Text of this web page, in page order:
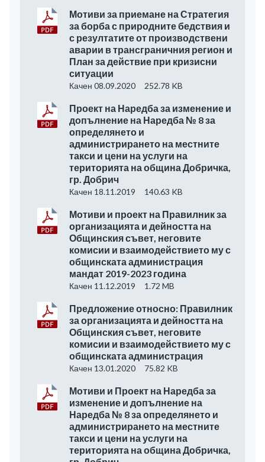
Мотиви за приемане на Стратегия
за борба с природните бедствия и
с резултатите от производствени
аварии в трансграничния регион и
План за действие при кризисни
ситуации
Качен 08.09.2020 252.78 KB
Проект на Наредба за изменение и
допълнение на Наредба № 8 за
определянето и
администрирането на местните
такси и цени на услуги на
територията на община Добричка,
гр. Добрич
Качен 18.11.2019 140.63 KB
Мотиви и проект на Правилник за
организацията и дейността на
Общинския съвет, неговите
комисии и взаимодействието му с
общинската администрация
мандат 2019-2023 година
Качен 11.12.2019 1.72 MB
Предложение относно: Правилник
за организацията и дейността на
Общинския съвет, неговите
комисии и взаимодействието му с
общинската администрация
Качен 13.01.2020 75.82 KB
Мотиви и Проект на Наредба за
изменение и допълнение на
Наредба № 8 за определянето и
администрирането на местните
такси и цени на услуги на
територията на община Добричка,